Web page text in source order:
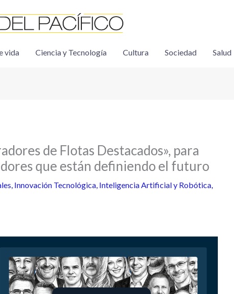
vida Ciencia y Tecnología Cultura Sociedad Salud
de Flotas Destacados», para
que están definiendo el futuro
, Innovación Tecnológica, Inteligencia Artificial y Robótica,